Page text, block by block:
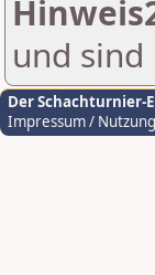
und
Der Schachturnier-
Impressum /